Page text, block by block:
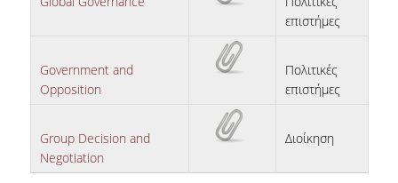
ΔΑΝΕΙΣΜΟΣ
ΠΑΡΑΓΓΕΛΙΕΣ ΒΙΒΛΙΩΝ
ΕΚΤΥΠΩΣΗ
ΤΕΧΝΙΚΗ ΥΠΟΔΟΜΗ
επιστήμες
Government and
Opposition
Πολιτικές
επιστήμες
Group Decision and
Negotiation
Διοίκηση